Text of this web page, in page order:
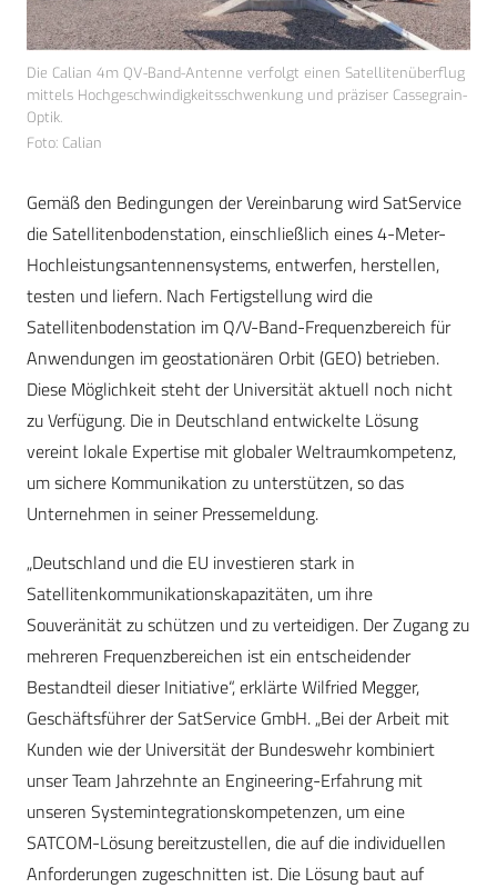
Die Calian 4m QV-Band-Antenne verfolgt einen Satellitenüberflug
mittels Hochgeschwindigkeitsschwenkung und präziser Cassegrain-
Optik.
Foto: Calian
Gemäß den Bedingungen der Vereinbarung wird SatService
die Satellitenbodenstation, einschließlich eines 4-Meter-
Hochleistungsantennensystems, entwerfen, herstellen,
testen und liefern. Nach Fertigstellung wird die
Satellitenbodenstation im Q/V-Band-Frequenzbereich für
Anwendungen im geostationären Orbit (GEO) betrieben.
Diese Möglichkeit steht der Universität aktuell noch nicht
zu Verfügung. Die in Deutschland entwickelte Lösung
vereint lokale Expertise mit globaler Weltraumkompetenz,
um sichere Kommunikation zu unterstützen, so das
Unternehmen in seiner Pressemeldung.
„Deutschland und die EU investieren stark in
Satellitenkommunikationskapazitäten, um ihre
Souveränität zu schützen und zu verteidigen. Der Zugang zu
mehreren Frequenzbereichen ist ein entscheidender
Bestandteil dieser Initiative“, erklärte Wilfried Megger,
Geschäftsführer der SatService GmbH. „Bei der Arbeit mit
Kunden wie der Universität der Bundeswehr kombiniert
unser Team Jahrzehnte an Engineering-Erfahrung mit
unseren Systemintegrationskompetenzen, um eine
SATCOM-Lösung bereitzustellen, die auf die individuellen
Anforderungen zugeschnitten ist. Die Lösung baut auf